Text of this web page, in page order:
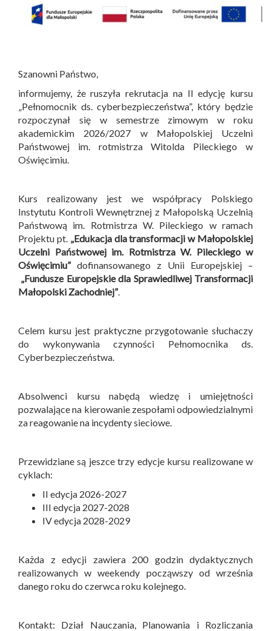
Szanowni Państwo,
informujemy, że ruszyła rekrutacja na II edycję kursu
„Pełnomocnik ds. cyberbezpieczeństwa”, który będzie
rozpoczynał się w semestrze zimowym w roku
akademickim 2026/2027 w Małopolskiej Uczelni
Państwowej im. rotmistrza Witolda Pileckiego w
Oświęcimiu.
Kurs realizowany jest we współpracy Polskiego
Instytutu Kontroli Wewnętrznej z Małopolską Uczelnią
Państwową im. Rotmistrza W. Pileckiego w ramach
Projektu pt. „Edukacja dla transformacji w Małopolskiej
Uczelni Państwowej im. Rotmistrza W. Pileckiego w
Oświęcimiu”dofinansowanego z Unii Europejskiej –
„Fundusze Europejskie dla Sprawiedliwej Transformacji
Małopolski Zachodniej”.
Celem kursu jest praktyczne przygotowanie słuchaczy
do wykonywania czynności Pełnomocnika ds.
Cyberbezpieczeństwa.
Absolwenci kursu nabędą wiedzę i umiejętności
pozwalające na kierowanie zespołami odpowiedzialnymi
za reagowanie na incydenty sieciowe.
Przewidziane są jeszce trzy edycje kursu realizowane w
cyklach:
II edycja 2026-2027
III edycja 2027-2028
IV edycja 2028-2029
Każda z edycji zawiera 200 godzin dydaktycznych
realizowanych w weekendy począwszy od września
danego roku do czerwca roku kolejnego.
Kontakt: Dział Nauczania, Planowania i Rozliczania